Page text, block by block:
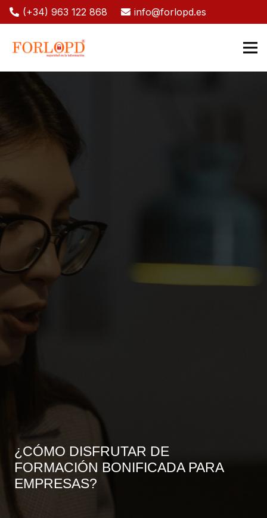
(+34) 963 122 868 info@forlopd.es
¿CÓMO DISFRUTAR DE
FORMACIÓN BONIFICADA PARA
EMPRESAS?